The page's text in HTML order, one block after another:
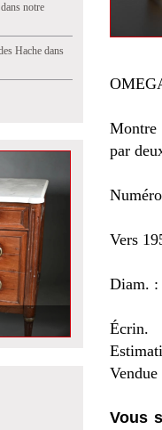
notre
Hache dans
Montre
par
Vers
Diam. :
Écrin.
Vous